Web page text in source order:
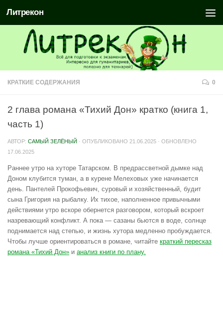
Литрекон
КРАТКИЕ СОДЕРЖАНИЯ 0
2 глава романа «Тихий Дон» кратко (книга 1,
часть 1)
АВТОР: САМЫЙ ЗЕЛЁНЫЙ · ОПУБЛИКОВАНО 21.06.2025 · ОБНОВЛЕНО
17.06.2025
Раннее утро на хуторе Татарском. В предрассветной дымке над
Доном клубится туман, а в курене Мелеховых уже начинается
день. Пантелей Прокофьевич, суровый и хозяйственный, будит
сына Григория на рыбалку. Их тихое, наполненное привычными
действиями утро вскоре обернется разговором, который вскроет
назревающий конфликт. А пока — сазаны бьются в воде, солнце
поднимается над степью, и жизнь хутора медленно пробуждается.
Чтобы лучше ориентироваться в романе, читайте краткий пересказ
романа «Тихий Дон» и анализ книги по плану.